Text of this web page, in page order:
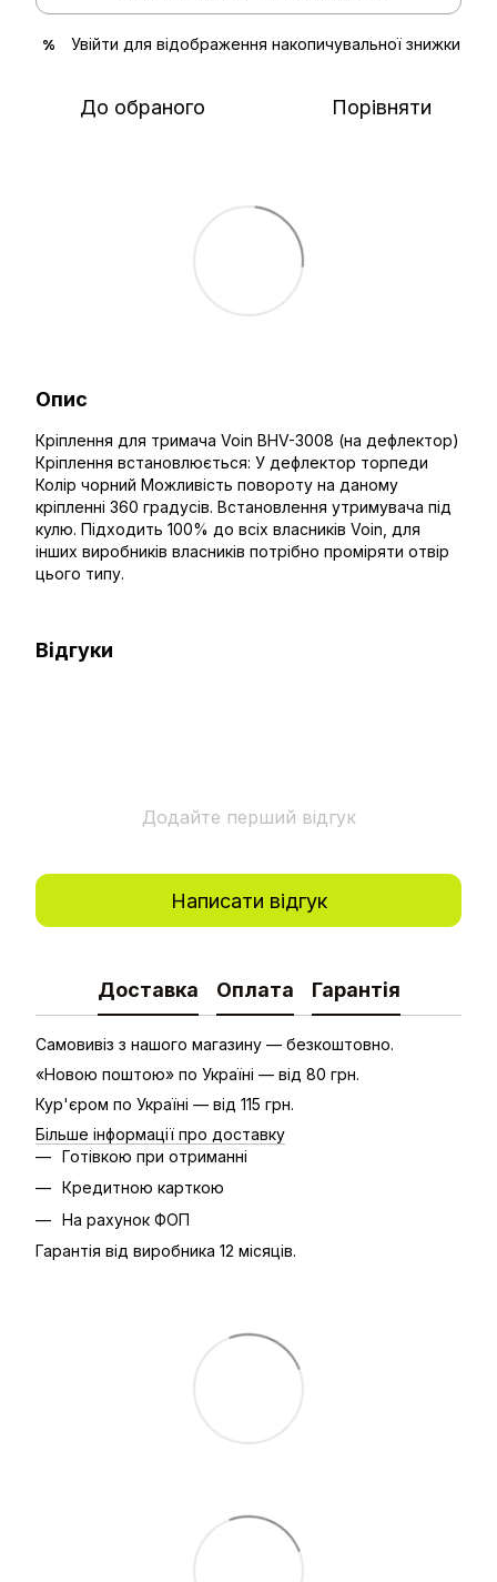
% Увійти для відображення накопичувальної знижки
До обраного Порівняти
Опис
Кріплення для тримача Voin BHV-3008 (на дефлектор)
Кріплення встановлюється: У дефлектор торпеди
Колір чорний Можливість повороту на даному
кріпленні 360 градусів. Встановлення утримувача під
кулю. Підходить 100% до всіх власників Voin, для
інших виробників власників потрібно проміряти отвір
цього типу.
Відгуки
Додайте перший відгук
Написати відгук
Доставка Оплата Гарантія
Самовивіз з нашого магазину — безкоштовно.
«Новою поштою» по Україні — від 80 грн.
Кур'єром по Україні — від 115 грн.
Більше інформації про доставку
Готівкою при отриманні
Кредитною карткою
На рахунок ФОП
Гарантія від виробника 12 місяців.